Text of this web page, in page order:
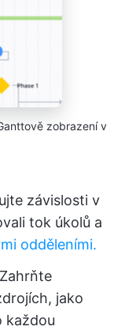
zobrazení v
závislosti v
tok úkolů a
odděleními.
jako
každou